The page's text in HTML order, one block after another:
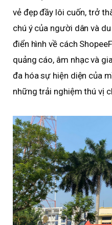
vẻ đẹp đầy lôi cuốn, trở
chú ý của người dân và
điển hình về cách
quảng cáo, âm nhạc và
đa hóa sự hiện diện của
những trải nghiệm thú vị